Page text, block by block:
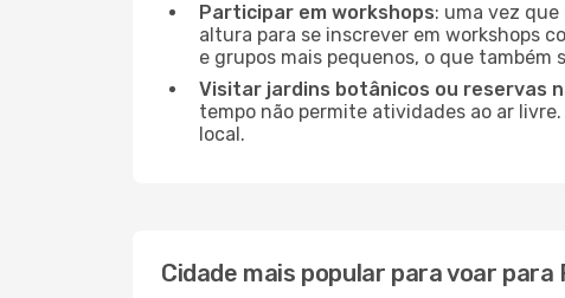
Participar em workshops: uma vez
altura para se inscrever em workshops
e grupos mais pequenos, o que
Visitar jardins botânicos ou reservas
tempo não permite atividades ao ar
local.
Cidade mais popular para voar